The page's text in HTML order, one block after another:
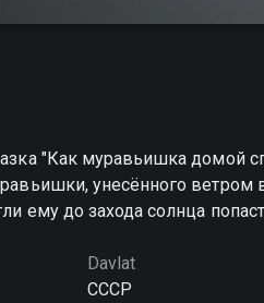
"Как муравьишка домой
унесённого ветром
ему до захода солнца
Davlat
СССР